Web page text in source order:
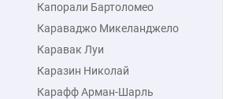
Капорали Бартоломео
Караваджо Микеланджело
Каравак Луи
Каразин Николай
Карафф Арман-Шарль